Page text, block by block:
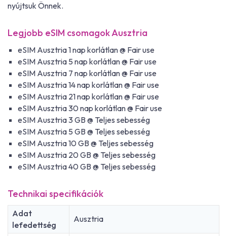
nyújtsuk Önnek.
Legjobb eSIM csomagok Ausztria
eSIM Ausztria 1 nap korlátlan @ Fair use
eSIM Ausztria 5 nap korlátlan @ Fair use
eSIM Ausztria 7 nap korlátlan @ Fair use
eSIM Ausztria 14 nap korlátlan @ Fair use
eSIM Ausztria 21 nap korlátlan @ Fair use
eSIM Ausztria 30 nap korlátlan @ Fair use
eSIM Ausztria 3 GB @ Teljes sebesség
eSIM Ausztria 5 GB @ Teljes sebesség
eSIM Ausztria 10 GB @ Teljes sebesség
eSIM Ausztria 20 GB @ Teljes sebesség
eSIM Ausztria 40 GB @ Teljes sebesség
Technikai specifikációk
Adat
lefedettség
Ausztria